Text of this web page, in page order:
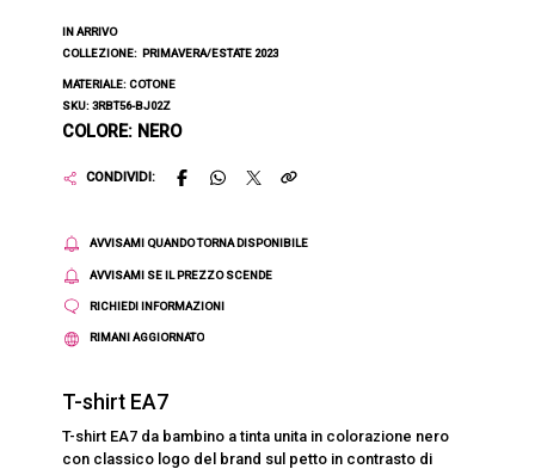
IN ARRIVO
COLLEZIONE: PRIMAVERA/ESTATE 2023
MATERIALE: COTONE
SKU: 3RBT56-BJ02Z
COLORE: NERO
CONDIVIDI:
AVVISAMI QUANDO TORNA DISPONIBILE
AVVISAMI SE IL PREZZO SCENDE
RICHIEDI INFORMAZIONI
RIMANI AGGIORNATO
T-shirt EA7
T-shirt EA7 da bambino a tinta unita in colorazione nero
con classico logo del brand sul petto in contrasto di